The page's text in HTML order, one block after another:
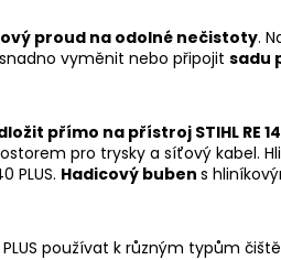
proud na odolné nečistoty.
vyměnit nebo připojit sadu
přímo na přístroj STIHL RE
pro trysky a síťový kabel.
PLUS. Hadicový buben s
PLUS používat k různým typům